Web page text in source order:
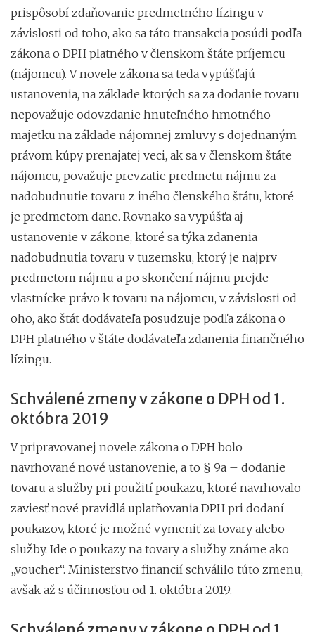
prispôsobí zdaňovanie predmetného lízingu v
závislosti od toho, ako sa táto transakcia posúdi podľa
zákona o DPH platného v členskom štáte príjemcu
(nájomcu). V novele zákona sa teda vypúšťajú
ustanovenia, na základe ktorých sa za dodanie tovaru
nepovažuje odovzdanie hnuteľného hmotného
majetku na základe nájomnej zmluvy s dojednaným
právom kúpy prenajatej veci, ak sa v členskom štáte
nájomcu, považuje prevzatie predmetu nájmu za
nadobudnutie tovaru z iného členského štátu, ktoré
je predmetom dane. Rovnako sa vypúšťa aj
ustanovenie v zákone, ktoré sa týka zdanenia
nadobudnutia tovaru v tuzemsku, ktorý je najprv
predmetom nájmu a po skončení nájmu prejde
vlastnícke právo k tovaru na nájomcu, v závislosti od
oho, ako štát dodávateľa posudzuje podľa zákona o
DPH platného v štáte dodávateľa zdanenia finančného
lízingu.
Schválené zmeny v zákone o DPH od 1.
októbra 2019
V pripravovanej novele zákona o DPH bolo
navrhované nové ustanovenie, a to § 9a – dodanie
tovaru a služby pri použití poukazu, ktoré navrhovalo
zaviesť nové pravidlá uplatňovania DPH pri dodaní
poukazov, ktoré je možné vymeniť za tovary alebo
služby. Ide o poukazy na tovary a služby známe ako
„voucher“. Ministerstvo financií schválilo túto zmenu,
avšak až s účinnosťou od 1. októbra 2019.